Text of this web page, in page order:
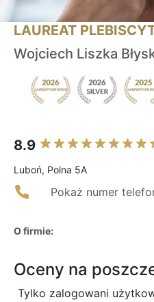
LAUREAT
Wojciech Liszka
8.9
Luboń, Polna 5A
Pokaż numer
O firmie:
Oceny na
Tylko zalogowani